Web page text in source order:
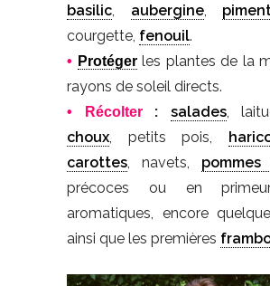
basilic
aubergine,
courgette, fenouil.
• Protégerles plantes de la
rayons de soleil directs.
• Récolter: salades,
choux , petits pois,
carottes , navets,
précoces ou en
aromatiques, encore
ainsi que les premières